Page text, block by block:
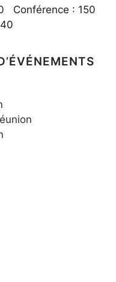
Conférence : 150